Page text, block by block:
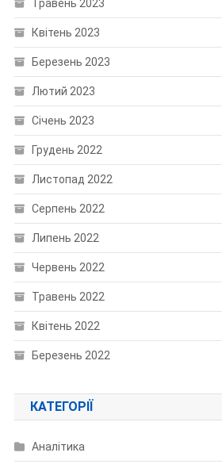
Травень 2023
Квітень 2023
Березень 2023
Лютий 2023
Січень 2023
Грудень 2022
Листопад 2022
Серпень 2022
Липень 2022
Червень 2022
Травень 2022
Квітень 2022
Березень 2022
КАТЕГОРІЇ
Аналітика